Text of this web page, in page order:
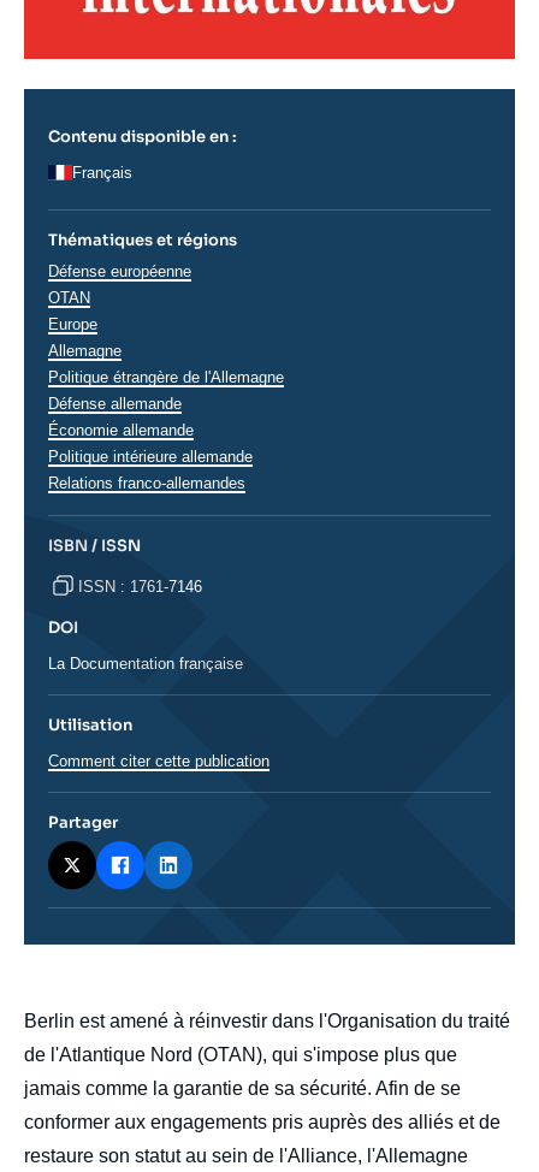
body
Berlin est amené à réinvestir dans l'Organisation du traité
de l'Atlantique Nord (OTAN), qui s'impose plus que
jamais comme la garantie de sa sécurité. Afin de se
conformer aux engagements pris auprès des alliés et de
restaure son statut au sein de l'Alliance, l'Allemagne
Contenu disponible en :
Français
Thématiques et régions
Thématiques
analyses
Défense européenne
OTAN
Régions
Europe
Allemagne
Politique étrangère de l'Allemagne
Défense allemande
Économie allemande
Politique intérieure allemande
Relations franco-allemandes
ISBN / ISSN
ISSN : 1761-7146
DOI
DOI
La Documentation française
Utilisation
Comment citer cette publication
Partager